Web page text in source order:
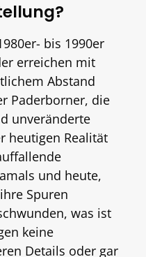
bis 1990er
erreichen mit
Abstand
Paderborner, die
unveränderte
heutigen Realität
und heute,
Spuren
was ist
keine
Details oder gar